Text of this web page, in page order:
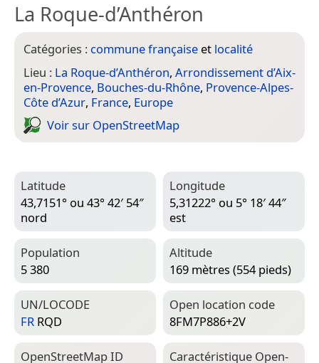
La Roque-d’Anthéron
Catégories : commune française et localité
Lieu : La Roque-d’Anthéron, Arrondissement d’Aix-
en-Provence, Bouches-du-Rhône, Provence-Alpes-
Côte d’Azur, France, Europe
Voir sur Open­Street­Map
Latitude
43,7151° ou 43° 42′ 54″
nord
Longitude
5,31222° ou 5° 18′ 44″
est
Population
5 380
Altitude
169 mètres (554 pieds)
UN/LOCODE
FR RQD
Open location code
8FM7P886+2V
Open­Street­Map ID
Caractéristique Open­